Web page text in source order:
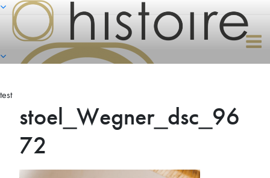
Naar
inhoud
springen
test
stoel_Wegner_dsc_96
72